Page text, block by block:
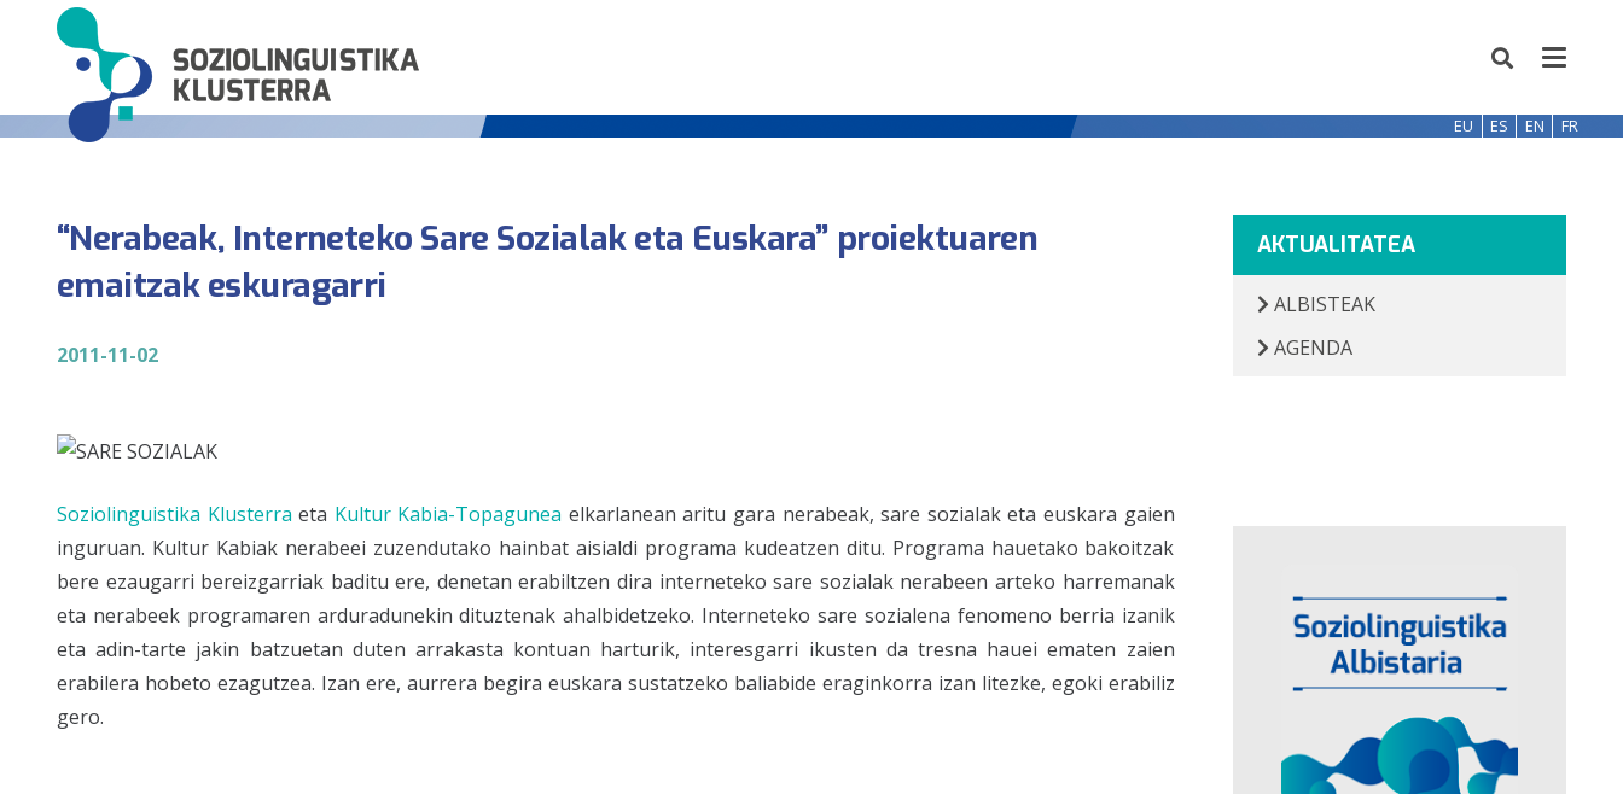
EU ES EN FR
“Nerabeak, Interneteko Sare Sozialak eta Euskara” proiektuaren
emaitzak eskuragarri
2011-11-02
Soziolinguistika Klusterra eta Kultur Kabia-Topagunea elkarlanean aritu gara nerabeak, sare sozialak eta euskara gaien
inguruan. Kultur Kabiak nerabeei zuzendutako hainbat aisialdi programa kudeatzen ditu. Programa hauetako bakoitzak
bere ezaugarri bereizgarriak baditu ere, denetan erabiltzen dira interneteko sare sozialak nerabeen arteko harremanak
eta nerabeek programaren arduradunekin dituztenak ahalbidetzeko. Interneteko sare sozialena fenomeno berria izanik
eta adin-tarte jakin batzuetan duten arrakasta kontuan harturik, interesgarri ikusten da tresna hauei ematen zaien
erabilera hobeto ezagutzea. Izan ere, aurrera begira euskara sustatzeko baliabide eraginkorra izan litezke, egoki erabiliz
gero.
AKTUALITATEA
ALBISTEAK
AGENDA